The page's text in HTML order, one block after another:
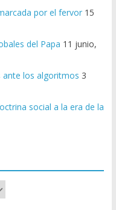
por el fervor 15
del Papa 11 junio,
ante los algoritmos 3
social a la era de la